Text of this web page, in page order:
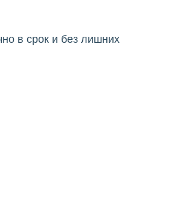
в срок и без лишних